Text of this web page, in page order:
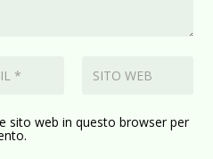
sito web in questo browser per